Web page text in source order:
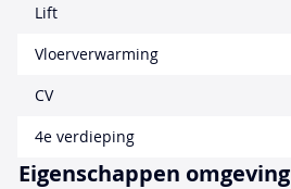
Lift
Vloerverwarming
CV
4e verdieping
Eigenschappen omgeving